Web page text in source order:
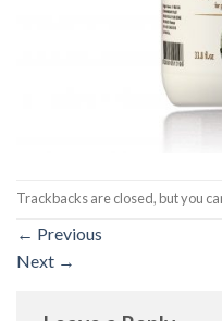
Trackbacks are closed, but you
← Previous
Next →